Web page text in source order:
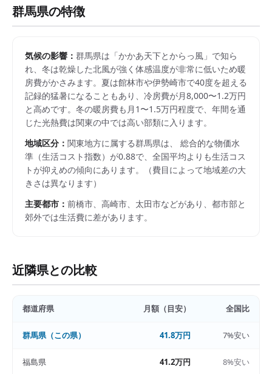
群馬県の特徴
気候の影響： 群馬県は「かかあ天下とからっ風」で知ら
れ、冬は乾燥した北風が強く体感温度が非常に低いため暖
房費がかさみます。夏は館林市や伊勢崎市で40度を超える
記録的猛暑になることもあり、冷房費が月8,000〜1.2万円
と高めです。冬の暖房費も月1〜1.5万円程度で、年間を通
じた光熱費は関東の中では高い部類に入ります。
地域区分： 関東地方に属する群馬県は、 総合的な物価水
準（生活コスト指数）が0.88で、 全国平均よりも生活コス
トが抑えめの傾向にあります。
（費目によって地域差の大
きさは異なります）
主要都市： 前橋市、高崎市、太田市などがあり、都市部と
郊外では生活費に差があります。
近隣県との比較
都道府県 月額（目安） 全国比
群馬県（この県） 41.8万円 7%安い
福島県 41.2万円 8%安い